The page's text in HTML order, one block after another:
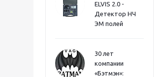
ELVIS 2.0 -
Детектор НЧ
ЭМ полей
30 лет
компании
«Бэтмэн»: